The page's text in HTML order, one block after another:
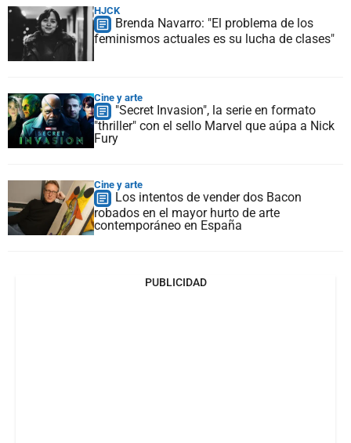
HJCK
Brenda Navarro: "El problema de los
feminismos actuales es su lucha de clases"
Cine y arte
"Secret Invasion", la serie en formato
"thriller" con el sello Marvel que aúpa a Nick
Fury
Cine y arte
Los intentos de vender dos Bacon
robados en el mayor hurto de arte
contemporáneo en España
PUBLICIDAD